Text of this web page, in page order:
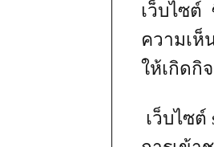
เว็บไซต์
ความเห็
ให้เกิดกิ
เว็บไซต์